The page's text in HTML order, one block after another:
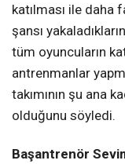
katılması ile daha
şansı
tüm oyuncuların
antrenmanlar
takımının şu ana
olduğunu söyledi.
Başantrenör